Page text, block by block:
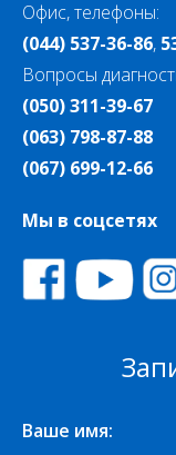
Офис, телефоны:
(044) 537-36-86,
Вопросы
(050) 311-39-67
(063) 798-87-88
(067) 699-12-66
Мы в соцсетях
Ваше имя: